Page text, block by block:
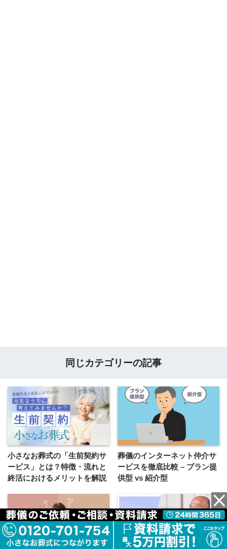
同じカテゴリーの記事
小さなお葬式の「生前契約サ
ービス」とは？特徴・流れと
終活におけるメリットを解説
葬儀のインターネット仲介サ
ービスを徹底比較 – プラン提
供型 vs 紹介型